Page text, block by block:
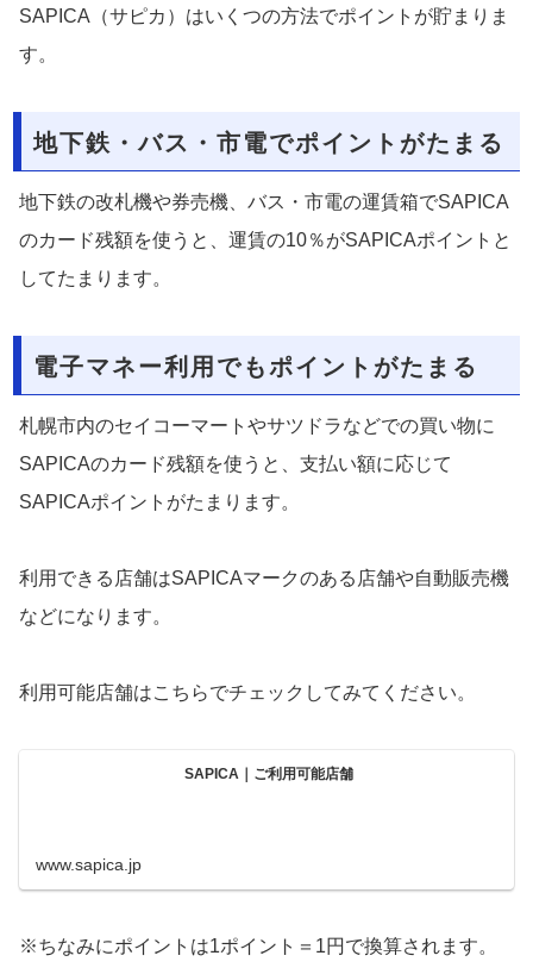
SAPICA（サピカ）はいくつの方法でポイントが貯まりま
す。
地下鉄・バス・市電でポイントがたまる
地下鉄の改札機や券売機、バス・市電の運賃箱でSAPICA
のカード残額を使うと、運賃の10％がSAPICAポイントと
してたまります。
電子マネー利用でもポイントがたまる
札幌市内のセイコーマートやサツドラなどでの買い物に
SAPICAのカード残額を使うと、支払い額に応じて
SAPICAポイントがたまります。
利用できる店舗はSAPICAマークのある店舗や自動販売機
などになります。
利用可能店舗はこちらでチェックしてみてください。
SAPICA｜ご利用可能店舗
www.sapica.jp
※ちなみにポイントは1ポイント＝1円で換算されます。